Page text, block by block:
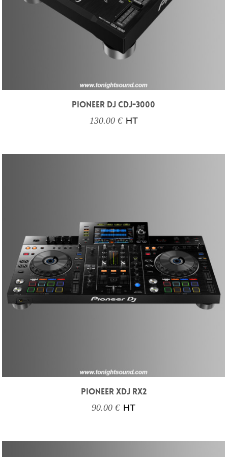
PIONEER DJ CDJ-3000
130.00 € HT
PIONEER XDJ RX2
90.00 € HT